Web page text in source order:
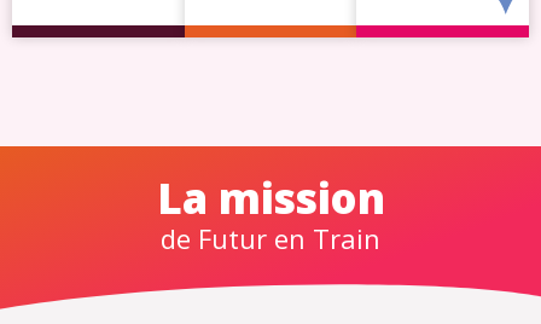
La mission
de Futur en Train